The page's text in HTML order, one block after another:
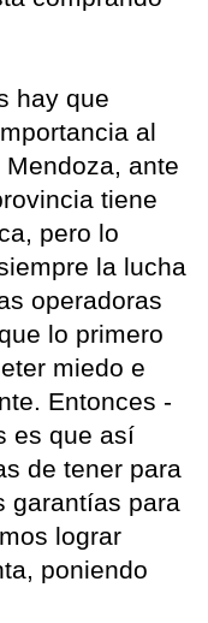
hay que
al
ante
tiene
pero lo
la lucha
operadoras
lo primero
miedo e
Entonces -
es que así
de tener para
garantías para
lograr
poniendo